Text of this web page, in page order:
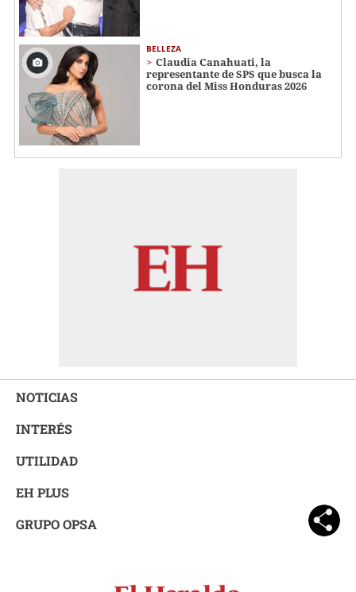
BELLEZA
Claudia Canahuati, la
representante de SPS que busca la
corona del Miss Honduras 2026
NOTICIAS
INTERÉS
UTILIDAD
EH PLUS
GRUPO OPSA